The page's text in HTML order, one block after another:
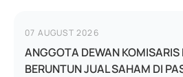
07 AUGUST 2026
ANGGOTA DEWAN KOMISARIS
BERUNTUN JUAL SAHAM DI